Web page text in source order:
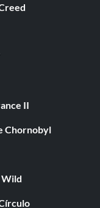
II
Chornobyl